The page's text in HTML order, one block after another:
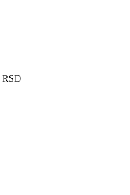
RSD